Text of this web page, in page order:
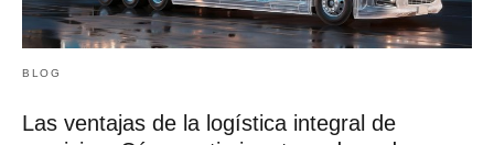
BLOG
Las ventajas de la logística integral de